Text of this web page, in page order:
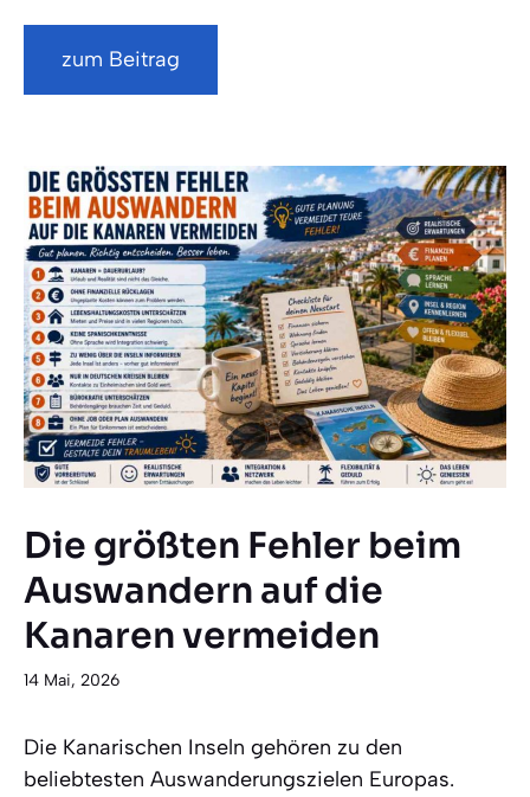
zum Beitrag
Die größten Fehler beim
Auswandern auf die
Kanaren vermeiden
14 Mai, 2026
Die Kanarischen Inseln gehören zu den
beliebtesten Auswanderungszielen Europas.